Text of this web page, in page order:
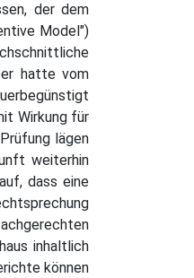
der dem
Model")
hatte vom
Wirkung für
lägen
weiterhin
dass eine
inhaltlich
können